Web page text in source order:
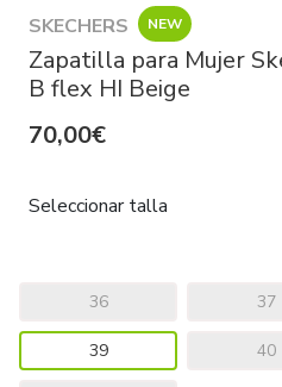
SKECHERS NEW
Zapatilla para Mujer
B flex HI Beige
70,00€
Seleccionar talla
36 37
39 40